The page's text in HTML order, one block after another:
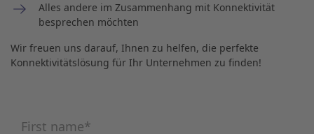
Alles andere im Zusammenhang mit Konnektivität
besprechen möchten
Wir freuen uns darauf, Ihnen zu helfen, die perfekte
Konnektivitätslösung für Ihr Unternehmen zu finden!